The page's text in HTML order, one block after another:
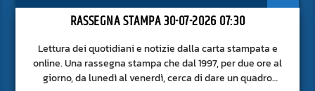
RASSEGNA STAMPA 30-07-2026 07:30
Lettura dei quotidiani e notizie dalla carta stampata e
online. Una rassegna stampa che dal 1997, per due ore al
giorno, da lunedì al venerdì, cerca di dare un quadro